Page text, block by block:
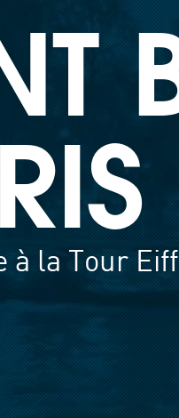
à la Tour